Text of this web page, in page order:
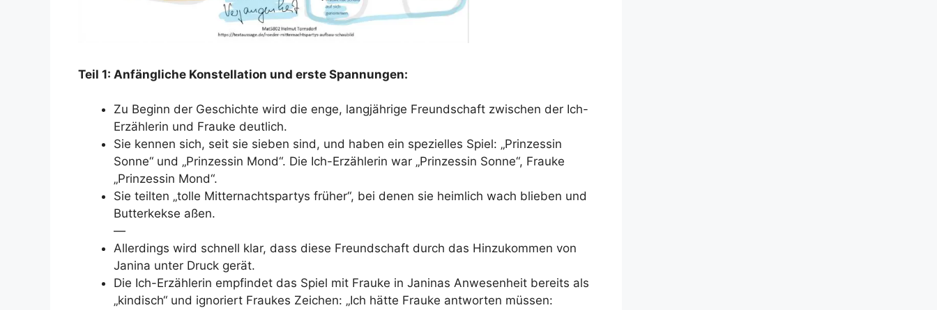
Teil 1: Anfängliche Konstellation und erste Spannungen:
Zu Beginn der Geschichte wird die enge, langjährige Freundschaft zwischen der Ich-
Erzählerin und Frauke deutlich.
Sie kennen sich, seit sie sieben sind, und haben ein spezielles Spiel: „Prinzessin
Sonne“ und „Prinzessin Mond“. Die Ich-Erzählerin war „Prinzessin Sonne“, Frauke
„Prinzessin Mond“.
Sie teilten „tolle Mitternachtspartys früher“, bei denen sie heimlich wach blieben und
Butterkekse aßen.
—
Allerdings wird schnell klar, dass diese Freundschaft durch das Hinzukommen von
Janina unter Druck gerät.
Die Ich-Erzählerin empfindet das Spiel mit Frauke in Janinas Anwesenheit bereits als
„kindisch“ und ignoriert Fraukes Zeichen: „Ich hätte Frauke antworten müssen: